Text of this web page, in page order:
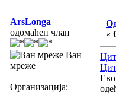
ArsLonga
одомаћен члан
Ван
мреже
Организација:
«
Ево